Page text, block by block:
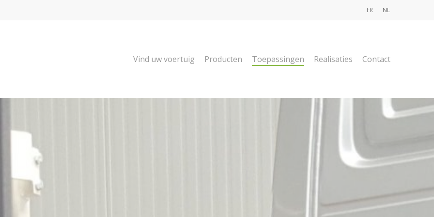
FR NL
Vind uw voertuig Producten Toepassingen Realisaties Contact